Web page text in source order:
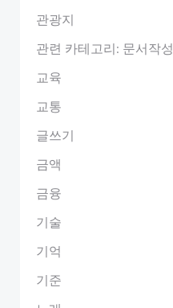
관광지
관련 카테고리: 문서작성
교육
교통
글쓰기
금액
금융
기술
기억
기준